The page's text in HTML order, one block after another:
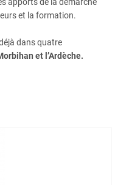
et la formation.
dans quatre
et l’Ardèche.